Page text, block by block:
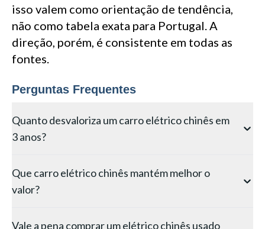
isso valem como orientação de tendência,
não como tabela exata para Portugal. A
direção, porém, é consistente em todas as
fontes.
Perguntas Frequentes
Quanto desvaloriza um carro elétrico chinês em
3 anos?
cerca de 38% do preço a que saiu do stand, segundo a
DAT, a autoridade alemã de avaliação automóvel. Isso
Que carro elétrico chinês mantém melhor o
valor?
Vale a pena comprar um elétrico chinês usado